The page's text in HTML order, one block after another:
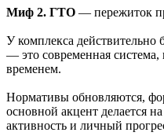
Миф 2. ГТО — пережиток
У комплекса действительно
— это современная система,
временем.
Нормативы обновляются,
основной акцент делается
активность и личный